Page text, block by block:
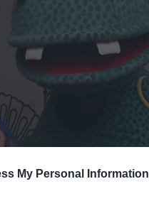
My Personal Information